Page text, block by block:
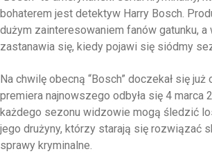
bohaterem jest detektyw Harry Bosch.
dużym zainteresowaniem fanów gatunku,
zastanawia się, kiedy pojawi się siódmy
Na chwilę obecną “Bosch” doczekał się
premiera najnowszego odbyła się 4 marca
każdego sezonu widzowie mogą śledzić
jego drużyny, którzy starają się rozwiązać
sprawy kryminalne.